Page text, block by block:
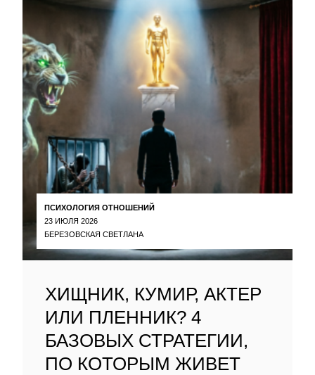
ПСИХОЛОГИЯ ОТНОШЕНИЙ
23 ИЮЛЯ 2026
БЕРЕЗОВСКАЯ СВЕТЛАНА
ХИЩНИК, КУМИР, АКТЕР
ИЛИ ПЛЕННИК? 4
БАЗОВЫХ СТРАТЕГИИ,
ПО КОТОРЫМ ЖИВЕТ